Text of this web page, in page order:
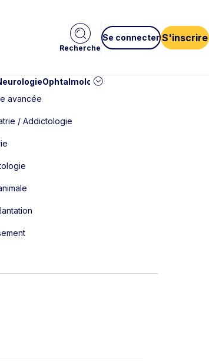
Recherche
Se connecter S'inscrire
Ophtalmologie
avancée
/ Addictologie